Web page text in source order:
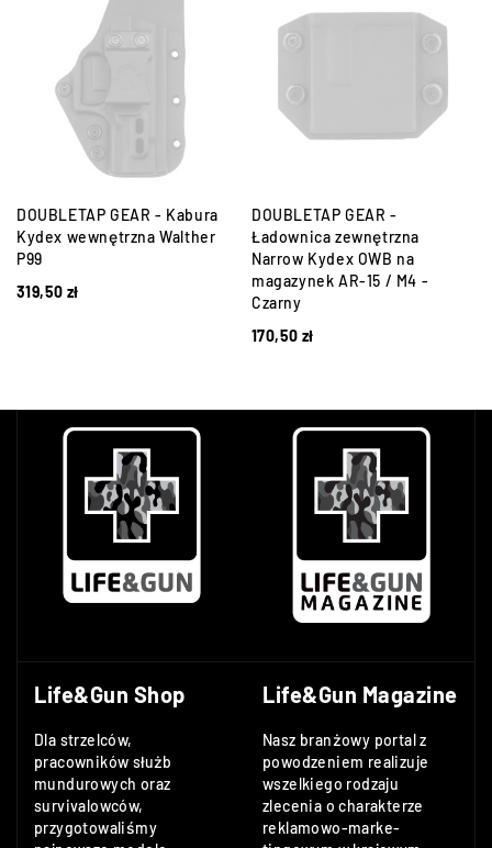
DOUBLETAP GEAR - Kabura
Kydex wewnętrzna Walther
P99
319,50 zł
DOUBLETAP GEAR -
Ładownica zewnętrzna
Narrow Kydex OWB na
magazynek AR-15 / M4 -
Czarny
170,50 zł
Life&Gun Shop
Dla strzelców,
pracowników służb
mundurowych oraz
survivalowców,
przygotowaliśmy
Life&Gun Magazine
Nasz branżowy portal z
powodzeniem realizuje
wszelkiego rodzaju
zlecenia o charakterze
reklamowo-marke-